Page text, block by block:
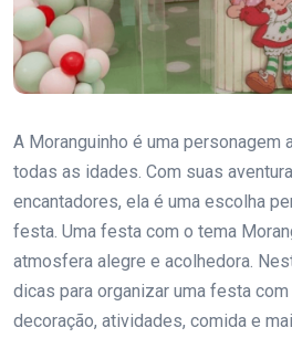
A Moranguinho é uma personagem
todas as idades. Com suas
encantadores, ela é uma escolha
festa. Uma festa com o tema
atmosfera alegre e acolhedora.
dicas para organizar uma festa
decoração, atividades, comida e